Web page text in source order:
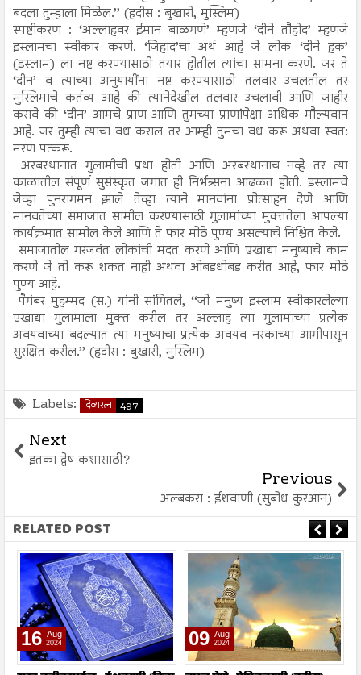
बदला तुम्हाला मिळेल.’’ (हदीस : बुखारी, मुस्लिम)
स्पष्टीकरण : ‘अल्लाहवर ईमान बाळगणे’ म्हणजे ‘दीने तौहीद’ म्हणजे
इस्लामचा स्वीकार करणे. ‘जिहाद’चा अर्थ आहे जे लोक ‘दीने ह़क’
(इस्लाम) ला नष्ट करण्यासाठी तयार होतील त्यांचा सामना करणे. जर ते
‘दीन’ व त्याच्या अनुयायींना नष्ट करण्यासाठी तलवार उचलतील तर
मुस्लिमाचे कर्तव्य आहे की त्यानेदेखील तलवार उचलावी आणि जाहीर
करावे की ‘दीन’ आमचे प्राण आणि तुमच्या प्राणांपेक्षा अधिक मौल्यवान
आहे. जर तुम्ही त्याचा वध कराल तर आम्ही तुमचा वध करू अथवा स्वत:
मरण पत्करू.
अरबस्थानात गुलामीची प्रथा होती आणि अरबस्थानाच नव्हे तर त्या
काळातील संपूर्ण सुसंस्कृत जगात ही निर्भत्र्सना आढळत होती. इस्लामचे
जेव्हा पुनरागमन झाले तेव्हा त्याने मानवांना प्रोत्साहन देणे आणि
मानवतेच्या समाजात सामील करण्यासाठी गुलामांच्या मुक्ततेला आपल्या
कार्यक्रमात सामील केले आणि ते फार मोठे पुण्य असल्याचे निश्चित केले.
समाजातील गरजवंत लोकांची मदत करणे आणि एखाद्या मनुष्याचे काम
करणे जे तो करू शकत नाही अथवा ओबडधोबड करीत आहे, फार मोठे
पुण्य आहे.
पैगंबर मुहम्मद (स.) यांनी सांगितले, ‘‘जो मनुष्य इस्लाम स्वीकारलेल्या
एखाद्या गुलामाला मुक्त करील तर अल्लाह त्या गुलामाच्या प्रत्येक
अवयवाच्या बदल्यात त्या मनुष्याचा प्रत्येक अवयव नरकाच्या आगीपासून
सुरक्षित करील.’’ (हदीस : बुखारी, मुस्लिम)
Labels: दिव्यरत्न 497
Next
इतका द्वेष कशासाठी?
Previous
अल्बकरा : ईशवाणी (सुबोध कुरआन)
RELATED POST
16 Aug
2024 09 Aug
2024